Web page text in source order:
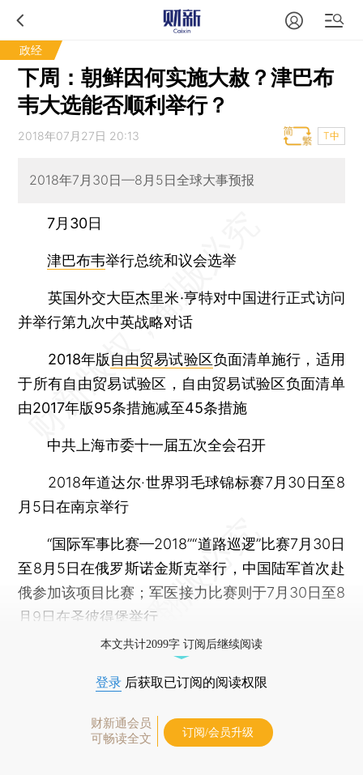
政经
下周：朝鲜因何实施大赦？津巴布
韦大选能否顺利举行？
2018年07月27日 20:13 T中
2018年7月30日—8月5日全球大事预报
7月30日
津巴布韦举行总统和议会选举
英国外交大臣杰里米·亨特对中国进行正式访问
并举行第九次中英战略对话
2018年版自由贸易试验区负面清单施行，适用
于所有自由贸易试验区，自由贸易试验区负面清单
由2017年版95条措施减至45条措施
中共上海市委十一届五次全会召开
2018年道达尔·世界羽毛球锦标赛7月30日至8
月5日在南京举行
“国际军事比赛—2018”“道路巡逻”比赛7月30日
至8月5日在俄罗斯诺金斯克举行，中国陆军首次赴
俄参加该项目比赛；军医接力比赛则于7月30日至8
月9日在圣彼得堡举行
本文共计2099字 订阅后继续阅读
登录 后获取已订阅的阅读权限
财新通会员
可畅读全文
订阅/会员升级